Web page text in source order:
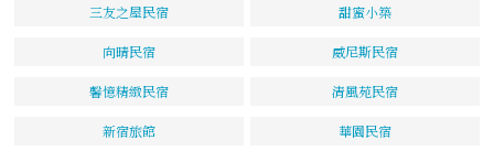
三友之屋民宿 甜蜜小築
向晴民宿 威尼斯民宿
馨憶精緻民宿 清風苑民宿
新宿旅館 華園民宿